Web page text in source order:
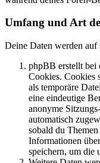
Umfang und Art
Deine Daten werden auf
phpBB erstellt bei
Cookies. Cookies
als temporäre
eine eindeutige
anonyme
automatisch
sobald du
Informationen
speichern, um die